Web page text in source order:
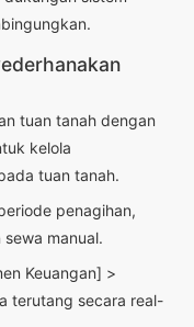
tuan tanah dengan
kelola
tuan tanah.
penagihan,
manual.
Keuangan] >
terutang secara real-